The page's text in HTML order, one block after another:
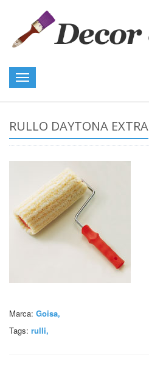
Toggle
navigation
RULLO DAYTONA EXTRA
Marca: Goisa,
Tags: rulli,